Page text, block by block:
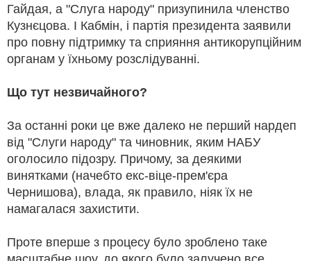
Гайдая, а "Слуга народу" призупинила членство
Кузнєцова. І Кабмін, і партія президента заявили
про повну підтримку та сприяння антикорупційним
органам у їхньому розслідуванні.
Що тут незвичайного?
За останні роки це вже далеко не перший нардеп
від "Слуги народу" та чиновник, яким НАБУ
оголосило підозру. Причому, за деякими
винятками (начебто екс-віце-прем'єра
Чернишова), влада, як правило, ніяк їх не
намагалася захистити.
Проте вперше з процесу було зроблено таке